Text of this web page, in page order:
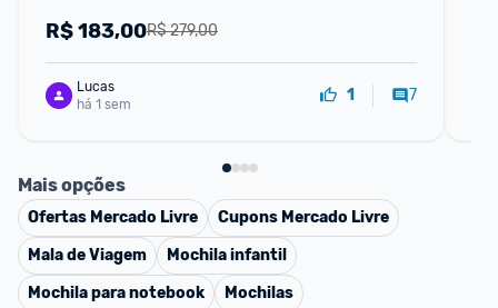
R$ 279,00
R$183,00
Lucas
há 1 sem
1 7
Mais opções
Ofertas Mercado Livre Cupons Mercado Livre
Mala de Viagem
Mochila infantil
Mochila para notebook
Mochilas